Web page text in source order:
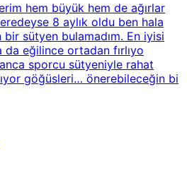
hem büyük hem de ağırlar
8 aylık oldu ben hala
bir sütyen bulamadım. En iyisi
da eğilince ortadan fırlıyo
sporcu sütyeniyle rahat
göğüsleri… önerebileceğin bi